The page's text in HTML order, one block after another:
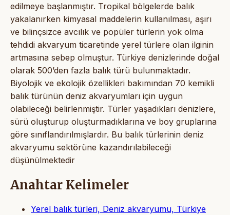
edilmeye başlanmıştır. Tropikal bölgelerde balık
yakalanırken kimyasal maddelerin kullanılması, aşırı
ve bilinçsizce avcılık ve popüler türlerin yok olma
tehdidi akvaryum ticaretinde yerel türlere olan ilginin
artmasına sebep olmuştur. Türkiye denizlerinde doğal
olarak 500’den fazla balık türü bulunmaktadır.
Biyolojik ve ekolojik özellikleri bakımından 70 kemikli
balık türünün deniz akvaryumları için uygun
olabileceği belirlenmiştir. Türler yaşadıkları denizlere,
sürü oluşturup oluşturmadıklarına ve boy gruplarına
göre sınıflandırılmışlardır. Bu balık türlerinin deniz
akvaryumu sektörüne kazandırılabileceği
düşünülmektedir
Anahtar Kelimeler
Yerel balık türleri, Deniz akvaryumu, Türkiye